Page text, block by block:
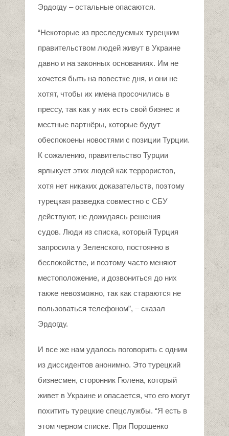
Эрдогду – остальные опасаются.
“Некоторые из преследуемых турецким
правительством людей живут в Украине
давно и на законных основаниях. Им не
хочется быть на повестке дня, и они не
хотят, чтобы их имена просочились в
прессу, так как у них есть свой бизнес и
местные партнёры, которые будут
обеспокоены новостями с позиции Турции.
К сожалению, правительство Турции
ярлыкует этих людей как террористов,
хотя нет никаких доказательств, поэтому
турецкая разведка совместно с СБУ
действуют, не дожидаясь решения
судов. Люди из списка, который Турция
запросила у Зеленского, постоянно в
беспокойстве, и поэтому часто меняют
местоположение, и дозвониться до них
также невозможно, так как стараются не
пользоваться телефоном”, – сказал
Эрдогду.
И все же нам удалось поговорить с одним
из диссидентов анонимно. Это турецкий
бизнесмен, сторонник Гюлена, который
живет в Украине и опасается, что его могут
похитить турецкие спецслужбы. “Я есть в
этом черном списке. При Порошенко